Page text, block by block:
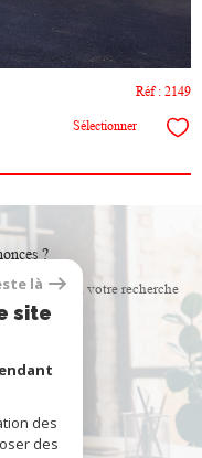
Réf : 2149
Sélectionner
?
à votre recherche
!
là
site
des
des